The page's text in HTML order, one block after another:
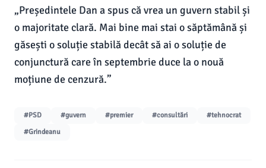
„Președintele Dan a spus că vrea un guvern stabil și
o majoritate clară. Mai bine mai stai o săptămână și
găsești o soluție stabilă decât să ai o soluție de
conjunctură care în septembrie duce la o nouă
moțiune de cenzură.”
#PSD #guvern #premier #consultări
#tehnocrat
#Grindeanu